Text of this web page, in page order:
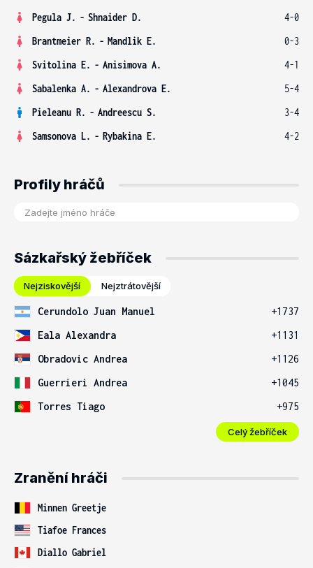
Pegula J. - Shnaider D.
4-0
Brantmeier R. - Mandlik E.
0-3
Svitolina E. - Anisimova A.
4-1
Sabalenka A. - Alexandrova E.
5-4
Pieleanu R. - Andreescu S.
3-4
Samsonova L. - Rybakina E. 4-2
Profily hráčů
Sázkařský žebříček
Nejziskovější Nejztrátovější
Cerundolo Juan Manuel
+1737
Eala Alexandra
+1131
Obradovic Andrea
+1126
Guerrieri Andrea
+1045
Torres Tiago
+975
Celý žebříček
Zranění hráči
Minnen Greetje
Tiafoe Frances
Diallo Gabriel